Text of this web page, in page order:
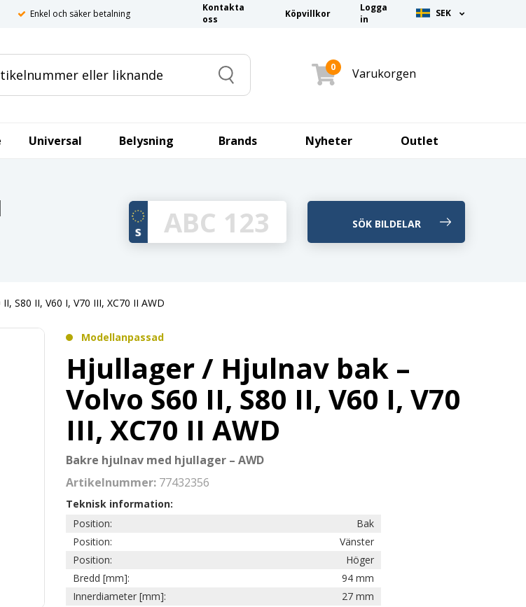
Enkel och säker betalning
Kontakta
oss
Köpvillkor
Logga
in
SEK
Search
0 Varukorgen
Universal Belysning Brands Nyheter Outlet
S80 II, V60 I, V70 III, XC70 II AWD
Modellanpassad
Hjullager / Hjulnav bak –
Volvo S60 II, S80 II, V60 I, V70
III, XC70 II AWD
Bakre hjulnav med hjullager – AWD
Artikelnummer: 77432356
Teknisk information:
Position:
Bak
Position:
Vänster
Position:
Höger
Bredd [mm]:
94 mm
Innerdiameter [mm]:
27 mm